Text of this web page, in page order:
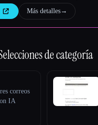
Más detalles→
de categoría
correos
IA